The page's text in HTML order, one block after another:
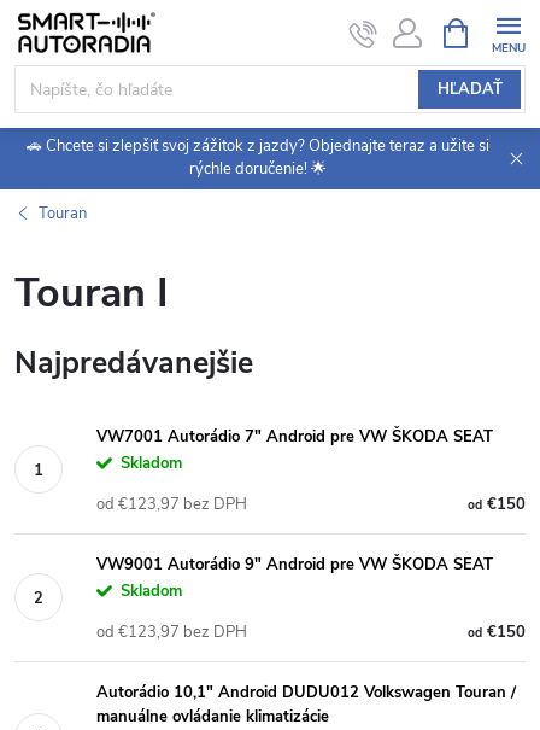
Prejsť
obsah
HĽADAŤ
KOŠÍK
🚗 Chcete si zlepšiť svoj zážitok z jazdy? Objednajte teraz a užite si
rýchle doručenie! 🌟
Touran
Touran I
Najpredávanejšie
VW7001 Autorádio 7" Android pre VW ŠKODA SEAT
Skladom
od€150
od €123,97 bez DPH
VW9001 Autorádio 9" Android pre VW ŠKODA SEAT
Skladom
od€150
od €123,97 bez DPH
Autorádio 10,1" Android DUDU012 Volkswagen Touran /
manuálne ovládanie klimatizácie